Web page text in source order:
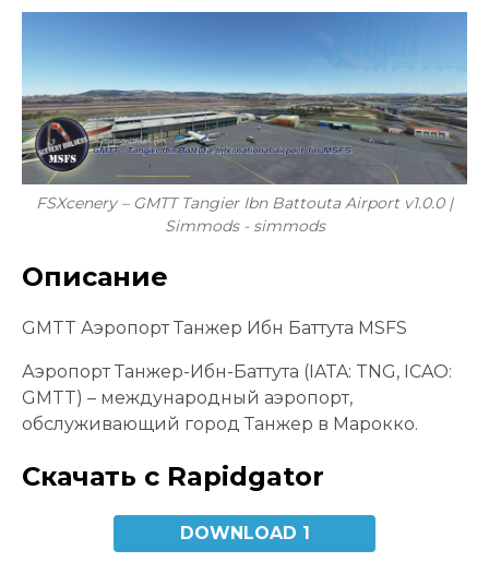
FSXcenery – GMTT Tangier Ibn Battouta Airport v1.0.0 |
Simmods - simmods
Описание
GMTT Аэропорт Танжер Ибн Баттута MSFS
Аэропорт Танжер-Ибн-Баттута (IATA: TNG, ICAO:
GMTT) – международный аэропорт,
обслуживающий город Танжер в Марокко.
Скачать с Rapidgator
DOWNLOAD 1